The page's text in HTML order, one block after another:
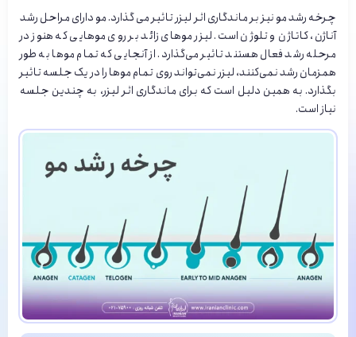
چرخه رشد مو نیز بر ماندگاری اثر لیزر تاثیر می گذارد. مو دارای مراحل رشد
آناژن، کاتاژن و تلوژن است. لیزر موهای زائد بر روی موهایی که هنوز در
مرحله رشد فعال هستند تاثیر می‌گذارد. از آنجایی که تمام موها به طور
همزمان رشد نمی‌کنند، لیزر نمی‌تواند روی تمام موها را در یک جلسه تاثیر
بگذارد. به همین دلیل است که برای ماندگاری اثر لیزر، به چندین جلسه
نیاز است.